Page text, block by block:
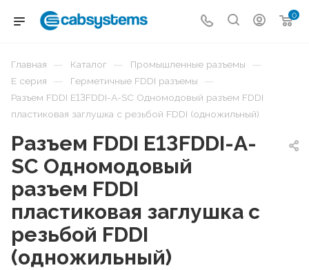
0
Главная — Каталог — Промышленные разъемы —
E серия — Герметичные FDDI разъемы —
Разъем FDDI E13FDDI-A-SC Одномодовый разъем FDDI
пластиковая заглушка с резьбой FDDI (одножильный)
Разъем FDDI E13FDDI-A-
SC Одномодовый
разъем FDDI
пластиковая заглушка с
резьбой FDDI
(одножильный)